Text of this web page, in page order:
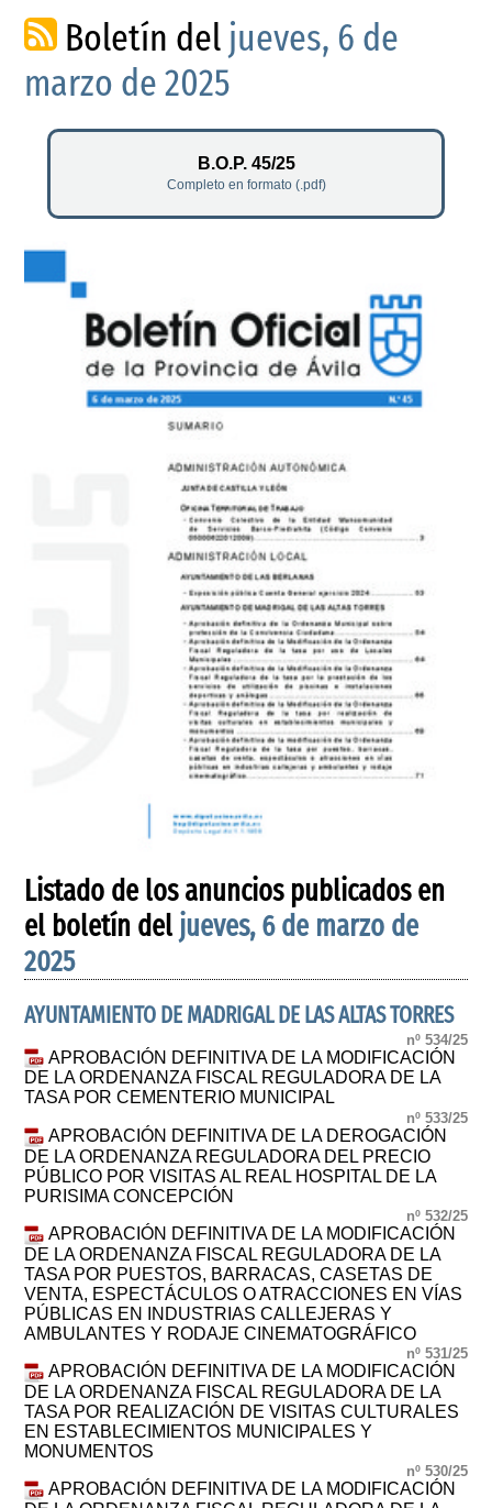
Boletín del jueves, 6 de
marzo de 2025
B.O.P. 45/25
Completo en formato (.pdf)
Listado de los anuncios publicados en
el boletín del jueves, 6 de marzo de
2025
AYUNTAMIENTO DE MADRIGAL DE LAS ALTAS TORRES
nº 534/25
APROBACIÓN DEFINITIVA DE LA MODIFICACIÓN
DE LA ORDENANZA FISCAL REGULADORA DE LA
TASA POR CEMENTERIO MUNICIPAL
nº 533/25
APROBACIÓN DEFINITIVA DE LA DEROGACIÓN
DE LA ORDENANZA REGULADORA DEL PRECIO
PÚBLICO POR VISITAS AL REAL HOSPITAL DE LA
PURISIMA CONCEPCIÓN
nº 532/25
APROBACIÓN DEFINITIVA DE LA MODIFICACIÓN
DE LA ORDENANZA FISCAL REGULADORA DE LA
TASA POR PUESTOS, BARRACAS, CASETAS DE
VENTA, ESPECTÁCULOS O ATRACCIONES EN VÍAS
PÚBLICAS EN INDUSTRIAS CALLEJERAS Y
AMBULANTES Y RODAJE CINEMATOGRÁFICO
nº 531/25
APROBACIÓN DEFINITIVA DE LA MODIFICACIÓN
DE LA ORDENANZA FISCAL REGULADORA DE LA
TASA POR REALIZACIÓN DE VISITAS CULTURALES
EN ESTABLECIMIENTOS MUNICIPALES Y
MONUMENTOS
nº 530/25
APROBACIÓN DEFINITIVA DE LA MODIFICACIÓN